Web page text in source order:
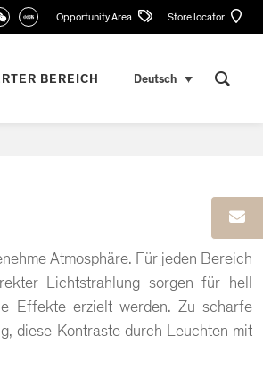
Opportunity Area Store locator
BEREICH Deutsch
Atmosphäre. Für jeden Bereich
Lichtstrahlung sorgen für hell
Effekte erzielt werden. Zu scharfe
diese Kontraste durch Leuchten mit